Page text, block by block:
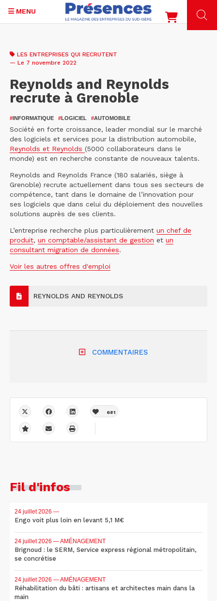
contenu
MENU
LES ENTREPRISES QUI RECRUTENT
— Le 7 novembre 2022
Reynolds and Reynolds
recrute à Grenoble
#INFORMATIQUE #LOGICIEL #AUTOMOBILE
Société en forte croissance, leader mondial sur le marché
des logiciels et services pour la distribution automobile,
Reynolds et Reynolds (5000 collaborateurs dans le
monde) est en recherche constante de nouveaux talents.
Reynolds and Reynolds France (180 salariés, siège à
Grenoble) recrute actuellement dans tous ses secteurs de
compétence, tant dans le domaine de l’innovation pour
ses logiciels que dans celui du déploiement des nouvelles
solutions auprès de ses clients.
L’entreprise recherche plus particulièrement un chef de
produit, un comptable/assistant de gestion et un
consultant migration de données.
Voir les autres offres d'emploi
REYNOLDS AND REYNOLDS
COMMENTAIRES
681
Fil d'infos
24 juillet 2026 —
Engo voit plus loin en levant 5,1 M€
24 juillet 2026 — AMÉNAGEMENT
Brignoud : le SERM, Service express régional métropolitain,
se concrétise
24 juillet 2026 — AMÉNAGEMENT
Réhabilitation du bâti : artisans et architectes main dans la
main